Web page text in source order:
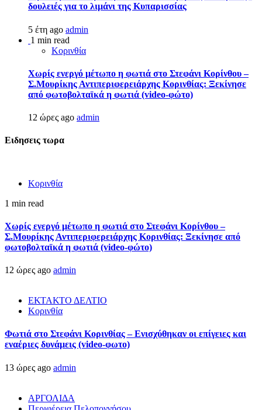
δουλειές για το λιμάνι της Κυπαρισσίας
5 έτη ago admin
1 min read
Κορινθία
Χωρίς ενεργό μέτωπο η φωτιά στο Στεφάνι Κορίνθου –
Σ.Μουρίκης Αντιπεριφερειάρχης Κορινθίας: Ξεκίνησε
από φωτοβολταϊκά η φωτιά (video-φώτο)
12 ώρες ago admin
Ειδησεις τωρα
Κορινθία
1 min read
Χωρίς ενεργό μέτωπο η φωτιά στο Στεφάνι Κορίνθου –
Σ.Μουρίκης Αντιπεριφερειάρχης Κορινθίας: Ξεκίνησε από
φωτοβολταϊκά η φωτιά (video-φώτο)
12 ώρες ago admin
ΕΚΤΑΚΤΟ ΔΕΛΤΙΟ
Κορινθία
Φωτιά στο Στεφάνι Κορινθίας – Ενισχύθηκαν οι επίγειες και
εναέριες δυνάμεις (video-φωτο)
13 ώρες ago admin
ΑΡΓΟΛΙΔΑ